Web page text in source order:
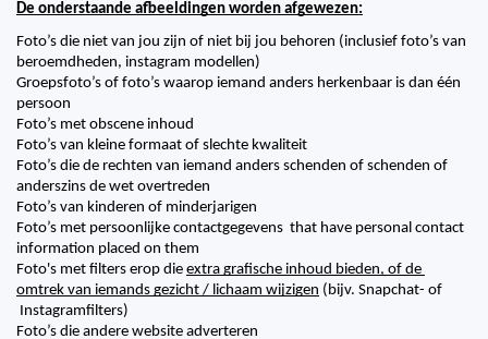
De onderstaande afbeeldingen worden afgewezen:
Foto’s die niet van jou zijn of niet bij jou behoren (inclusief foto’s van
beroemdheden, instagram modellen)
Groepsfoto’s of foto’s waarop iemand anders herkenbaar is dan één
persoon
Foto’s met obscene inhoud
Foto’s van kleine formaat of slechte kwaliteit
Foto’s die de rechten van iemand anders schenden of schenden of
anderszins de wet overtreden
Foto’s van kinderen of minderjarigen
Foto’s met persoonlijke contactgegevens  that have personal contact
information placed on them
Foto's met filters erop die extra grafische inhoud bieden, of de
omtrek van iemands gezicht / lichaam wijzigen (bijv. Snapchat- of
Instagramfilters)
Foto’s die andere website adverteren